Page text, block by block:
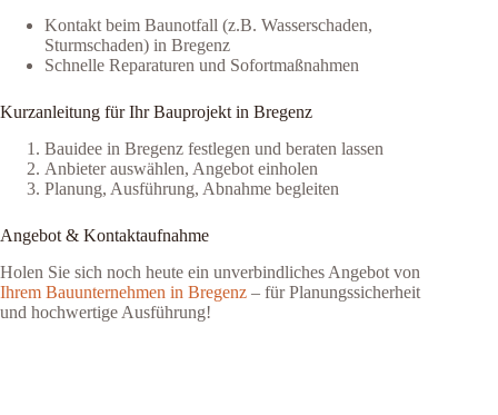
Kontakt beim Baunotfall (z.B. Wasserschaden,
Sturmschaden) in Bregenz
Schnelle Reparaturen und Sofortmaßnahmen
Kurzanleitung für Ihr Bauprojekt in Bregenz
Bauidee in Bregenz festlegen und beraten lassen
Anbieter auswählen, Angebot einholen
Planung, Ausführung, Abnahme begleiten
Angebot & Kontaktaufnahme
Holen Sie sich noch heute ein unverbindliches Angebot von
Ihrem Bauunternehmen in Bregenz – für Planungssicherheit
und hochwertige Ausführung!